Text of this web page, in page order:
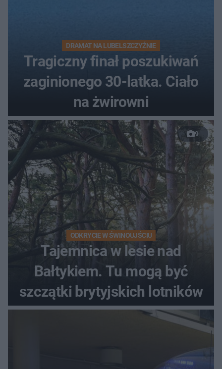
DRAMAT NA LUBELSZCZYŹNIE
Tragiczny finał poszukiwań
zaginionego 30-latka. Ciało
na żwirowni
9
ODKRYCIE W ŚWINOUJŚCIU
Tajemnica w lesie nad
Bałtykiem. Tu mogą być
szczątki brytyjskich lotników